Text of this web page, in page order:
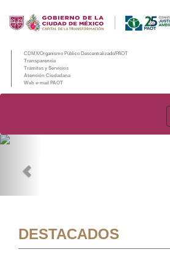
CDMX/Organismo Público Descentralizado/PAOT
Transparencia
Trámites y Servicios
Atención Ciudadana
Web e-mail PAOT
DESTACADOS